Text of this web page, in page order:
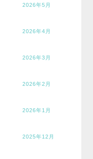
2026年5月
2026年4月
2026年3月
2026年2月
2026年1月
2025年12月